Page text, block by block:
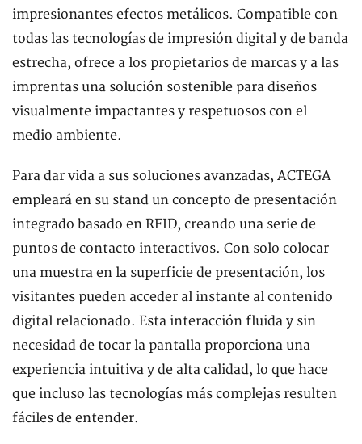
impresionantes efectos metálicos. Compatible con
todas las tecnologías de impresión digital y de banda
estrecha, ofrece a los propietarios de marcas y a las
imprentas una solución sostenible para diseños
visualmente impactantes y respetuosos con el
medio ambiente.
Para dar vida a sus soluciones avanzadas, ACTEGA
empleará en su stand un concepto de presentación
integrado basado en RFID, creando una serie de
puntos de contacto interactivos. Con solo colocar
una muestra en la superficie de presentación, los
visitantes pueden acceder al instante al contenido
digital relacionado. Esta interacción fluida y sin
necesidad de tocar la pantalla proporciona una
experiencia intuitiva y de alta calidad, lo que hace
que incluso las tecnologías más complejas resulten
fáciles de entender.